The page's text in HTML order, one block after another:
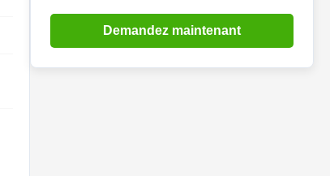
Demandez maintenant